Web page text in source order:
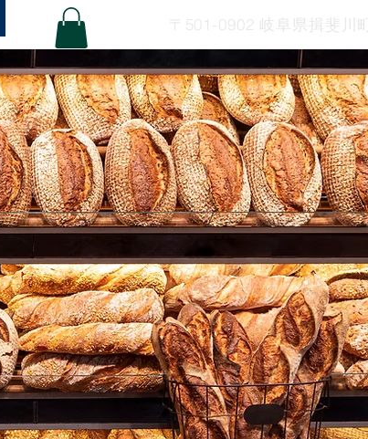
〒501-0902 岐阜県揖斐川